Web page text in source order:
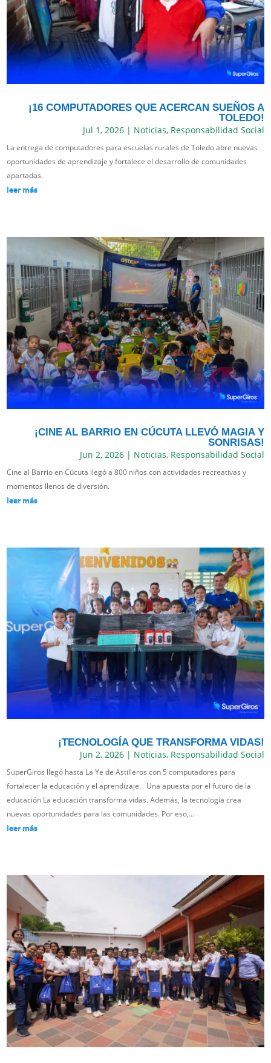
¡16 COMPUTADORES QUE ACERCAN SUEÑOS A
TOLEDO!
Jul 1, 2026| Noticias, Responsabilidad Social
La entrega de computadores para escuelas rurales de Toledo abre nuevas
oportunidades de aprendizaje y fortalece el desarrollo de comunidades
apartadas.
leer más
¡CINE AL BARRIO EN CÚCUTA LLEVÓ MAGIA Y
SONRISAS!
Jun 2, 2026| Noticias, Responsabilidad Social
Cine al Barrio en Cúcuta llegó a 800 niños con actividades recreativas y
momentos llenos de diversión.
leer más
¡TECNOLOGÍA QUE TRANSFORMA VIDAS!
Jun 2, 2026| Noticias, Responsabilidad Social
SuperGiros llegó hasta La Ye de Astilleros con 5 computadores para
fortalecer la educación y el aprendizaje. Una apuesta por el futuro de la
educación La educación transforma vidas. Además, la tecnología crea
nuevas oportunidades para las comunidades. Por eso,...
leer más